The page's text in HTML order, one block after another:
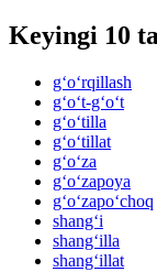
Keyingi 10 ta
g‘o‘rqillash
g‘o‘t-g‘o‘t
g‘o‘tilla
g‘o‘tillat
g‘o‘za
g‘o‘zapoya
g‘o‘zapo‘choq
shang‘i
shang‘illa
shang‘illat